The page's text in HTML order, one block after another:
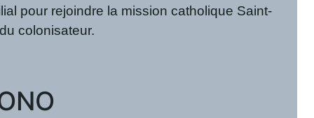
pour rejoindre la mission catholique Saint-
colonisateur.